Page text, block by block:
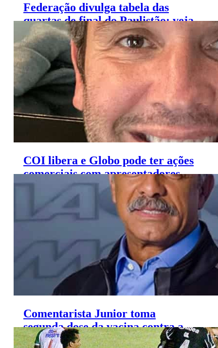
Federação divulga tabela das
quartas de final do Paulistão; veja
onde assistir os jogos
COI libera e Globo pode ter ações
comerciais com apresentadores
na Olimpíada
Comentarista Junior toma
segunda dose da vacina contra a
Covid-19